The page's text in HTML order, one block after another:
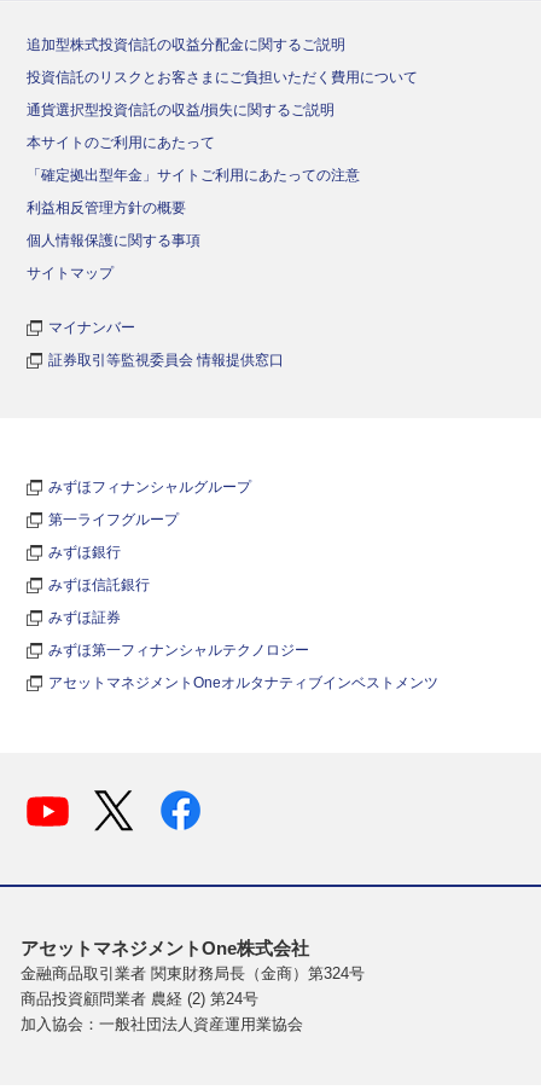
追加型株式投資信託の収益分配金に関するご説明
投資信託のリスクとお客さまにご負担いただく費用について
通貨選択型投資信託の収益/損失に関するご説明
本サイトのご利用にあたって
「確定拠出型年金」サイトご利用にあたっての注意
利益相反管理方針の概要
個人情報保護に関する事項
サイトマップ
マイナンバー
証券取引等監視委員会 情報提供窓口
みずほフィナンシャルグループ
第一ライフグループ
みずほ銀行
みずほ信託銀行
みずほ証券
みずほ第一フィナンシャルテクノロジー
アセットマネジメントOneオルタナティブインベストメンツ
アセットマネジメントOne株式会社
金融商品取引業者 関東財務局長（金商）第324号
商品投資顧問業者 農経 (2) 第24号
加入協会：一般社団法人資産運用業協会